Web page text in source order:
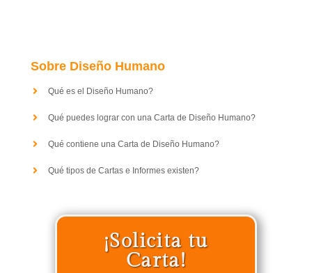
Sobre Diseño Humano
Qué es el Diseño Humano?
Qué puedes lograr con una Carta de Diseño Humano?
Qué contiene una Carta de Diseño Humano?
Qué tipos de Cartas e Informes existen?
¡Solicita tu
Carta!